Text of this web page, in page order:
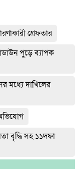
গ্রেফতার
পুড়ে ব‍্যাপক
মধ্যে দাখিলের
বৃদ্ধি সহ ১১দফা